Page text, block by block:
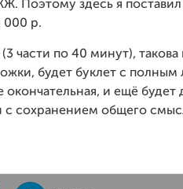
Поэтому здесь я
000 р.
части по 40 минут), такова
будет буклет с полным
окончательная, и ещё будет
с сохранением общего